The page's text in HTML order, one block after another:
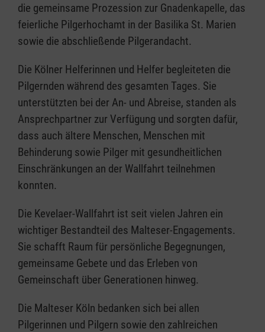
die gemeinsame Prozession zur Gnadenkapelle, das
feierliche Pilgerhochamt in der Basilika St. Marien
sowie die abschließende Pilgerandacht.
Die Kölner Helferinnen und Helfer begleiteten die
Pilgernden während des gesamten Tages. Sie
unterstützten bei der An- und Abreise, standen als
Ansprechpartner zur Verfügung und sorgten dafür,
dass auch ältere Menschen, Menschen mit
Behinderung sowie Pilger mit gesundheitlichen
Einschränkungen an der Wallfahrt teilnehmen
konnten.
Die Kevelaer-Wallfahrt ist seit vielen Jahren ein
wichtiger Bestandteil des Malteser-Engagements.
Sie schafft Raum für persönliche Begegnungen,
gemeinsame Gebete und das Erleben von
Gemeinschaft über Generationen hinweg.
Die Malteser Köln bedanken sich bei allen
Pilgerinnen und Pilgern sowie den zahlreichen